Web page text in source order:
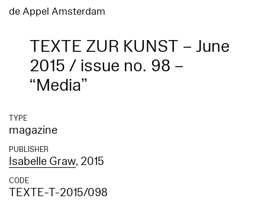
de Appel Amsterdam
TEXTE ZUR KUNST – June
2015 / issue no. 98 –
“Media”
TYPE
magazine
PUBLISHER
Isabelle Graw, 2015
CODE
TEXTE-T-2015/098